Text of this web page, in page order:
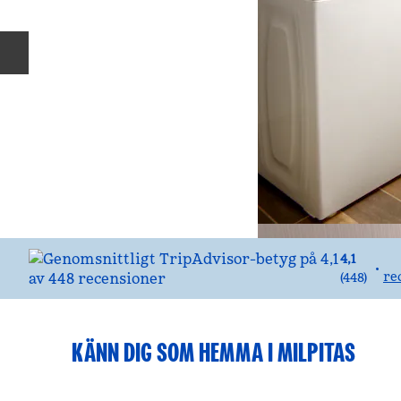
4,1
(448)
•
KÄNN DIG SOM HEMMA I MILPITAS